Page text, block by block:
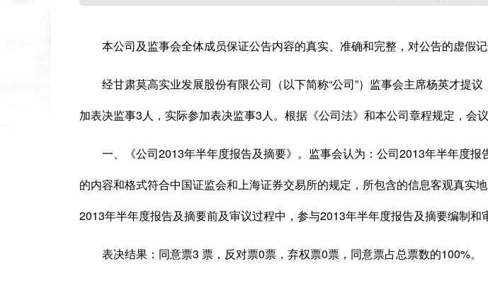
本公司及监事会全体成员保证公告内容的真实、准确和完整，对公告的虚假记
经甘肃莫高实业发展股份有限公司（以下简称“公司”）监事会主席杨英才提
加表决监事3人，实际参加表决监事3人。根据《公司法》和本公司章程规定，会
一、《公司2013年半年度报告及摘要》。监事会认为：公司2013年半年度报
的内容和格式符合中国证监会和上海证券交易所的规定，所包含的信息客观真
2013年半年度报告及摘要前及审议过程中，参与2013年半年度报告及摘要编制和
表决结果：同意票3 票，反对票0票，弃权票0票，同意票占总票数的100%。